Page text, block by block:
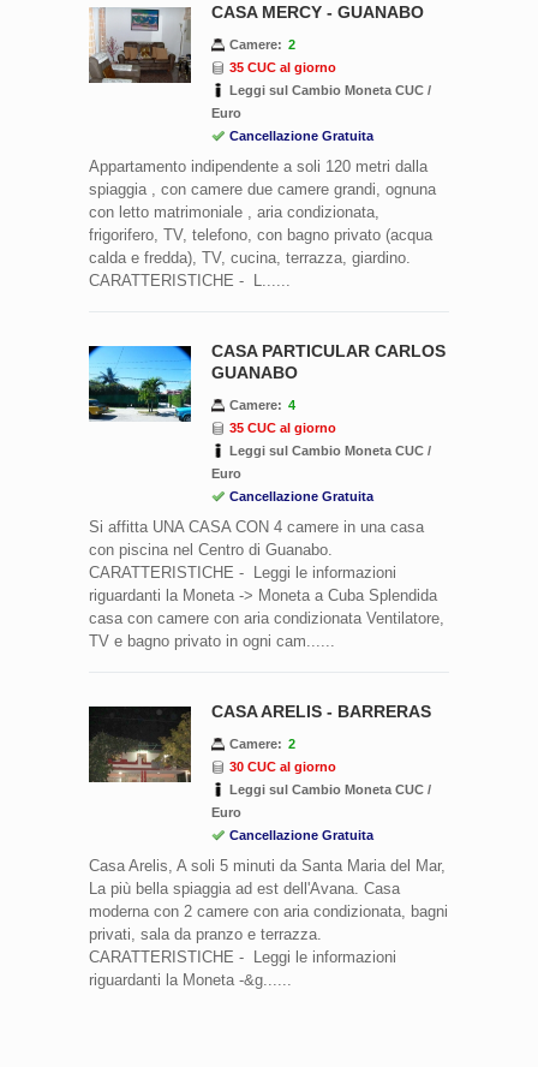
CASA MERCY - GUANABO
Camere: 2
35 CUC al giorno
Leggi sul Cambio Moneta CUC /
Euro
Cancellazione Gratuita
Appartamento indipendente a soli 120 metri dalla
spiaggia , con camere due camere grandi, ognuna
con letto matrimoniale , aria condizionata,
frigorifero, TV, telefono, con bagno privato (acqua
calda e fredda), TV, cucina, terrazza, giardino.
CARATTERISTICHE - L......
CASA PARTICULAR CARLOS
GUANABO
Camere: 4
35 CUC al giorno
Leggi sul Cambio Moneta CUC /
Euro
Cancellazione Gratuita
Si affitta UNA CASA CON 4 camere in una casa
con piscina nel Centro di Guanabo.
CARATTERISTICHE - Leggi le informazioni
riguardanti la Moneta -> Moneta a Cuba Splendida
casa con camere con aria condizionata Ventilatore,
TV e bagno privato in ogni cam......
CASA ARELIS - BARRERAS
Camere: 2
30 CUC al giorno
Leggi sul Cambio Moneta CUC /
Euro
Cancellazione Gratuita
Casa Arelis, A soli 5 minuti da Santa Maria del Mar,
La più bella spiaggia ad est dell'Avana. Casa
moderna con 2 camere con aria condizionata, bagni
privati, sala da pranzo e terrazza.
CARATTERISTICHE - Leggi le informazioni
riguardanti la Moneta -&g......